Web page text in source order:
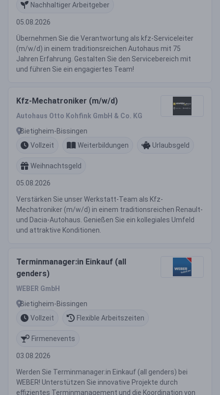
Nachhaltiger Arbeitgeber
05.08.2026
Übernehmen Sie die Verantwortung als kfz-Serviceleiter
(m/w/d) in einem traditionsreichen Autohaus mit 75
Jahren Erfahrung. Gestalten Sie den Servicebereich mit
und führen Sie ein engagiertes Team!
Kfz-Mechatroniker (m/w/d)
Autohaus Otto Kohfink GmbH & Co. KG
Bietigheim-Bissingen
Vollzeit
Weiterbildungen Urlaubsgeld
Weihnachtsgeld
05.08.2026
Verstärken Sie unser Werkstatt-Team als Kfz-
Mechatroniker (m/w/d) in einem traditionsreichen Renault-
und Dacia-Autohaus. Genießen Sie ein kollegiales Umfeld
und attraktive Konditionen.
Terminmanager:in Einkauf (all
genders)
WEBER GmbH
Bietigheim-Bissingen
Vollzeit
Flexible Arbeitszeiten
Firmenevents
03.08.2026
Werden Sie Terminmanager:in Einkauf (all genders) bei
WEBER! Unterstützen Sie innovative Projekte durch
effizientes Terminmanagement und die Koordination von